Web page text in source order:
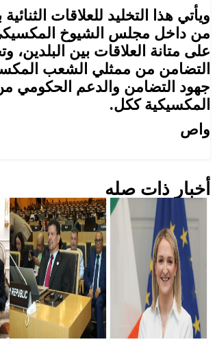
ويأتي هذا التخليد للعلاقات
من داخل مجلس الشيوخ المكسيكي
على متانة العلاقات بين البلدين،
التضامن من ممثلي الشعب
جهود التضامن والدعم الحكومي
المكسيكية ككل.
واص
أخبار ذات صله